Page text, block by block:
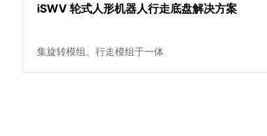
iSWV 轮式人形机器人行走底盘解决方案
集旋转模组、行走模组于一体